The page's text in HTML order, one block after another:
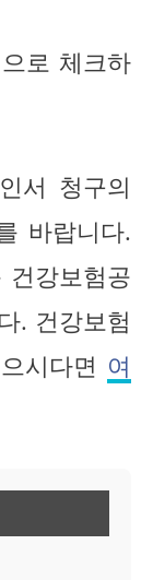
로 체크하
서 청구의
바랍니다.
강보험공
. 건강보험
시다면 여